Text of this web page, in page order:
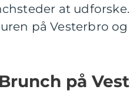
at
på Vesterbro
på